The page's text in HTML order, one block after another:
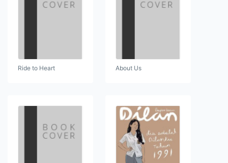
Ride to Heart About Us